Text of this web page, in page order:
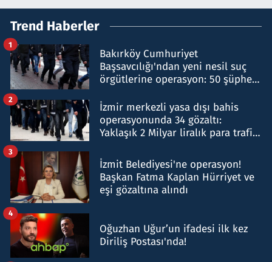
Trend Haberler
Bakırköy Cumhuriyet
Başsavcılığı'ndan yeni nesil suç
örgütlerine operasyon: 50 şüpheli
1
İzmir merkezli yasa dışı bahis
operasyonunda 34 gözaltı:
Yaklaşık 2 Milyar liralık para trafiği
2
İzmit Belediyesi'ne operasyon!
Başkan Fatma Kaplan Hürriyet ve
eşi gözaltına alındı
3
Oğuzhan Uğur’un ifadesi ilk kez
Diriliş Postası'nda!
4